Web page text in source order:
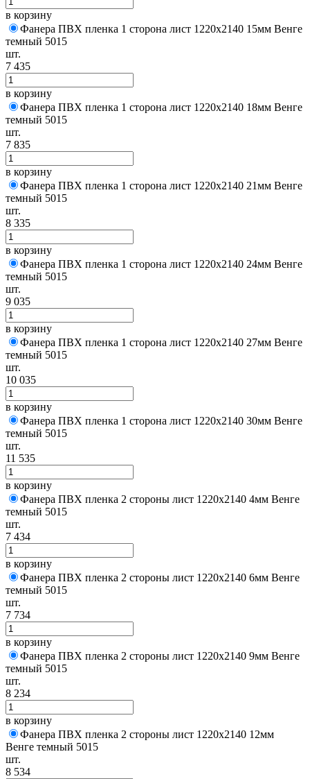
в корзину
Фанера ПВХ пленка 1 сторона лист 1220х2140 15мм Венге
темный 5015
шт.
7 435
в корзину
Фанера ПВХ пленка 1 сторона лист 1220х2140 18мм Венге
темный 5015
шт.
7 835
в корзину
Фанера ПВХ пленка 1 сторона лист 1220х2140 21мм Венге
темный 5015
шт.
8 335
в корзину
Фанера ПВХ пленка 1 сторона лист 1220х2140 24мм Венге
темный 5015
шт.
9 035
в корзину
Фанера ПВХ пленка 1 сторона лист 1220х2140 27мм Венге
темный 5015
шт.
10 035
в корзину
Фанера ПВХ пленка 1 сторона лист 1220х2140 30мм Венге
темный 5015
шт.
11 535
в корзину
Фанера ПВХ пленка 2 стороны лист 1220х2140 4мм Венге
темный 5015
шт.
7 434
в корзину
Фанера ПВХ пленка 2 стороны лист 1220х2140 6мм Венге
темный 5015
шт.
7 734
в корзину
Фанера ПВХ пленка 2 стороны лист 1220х2140 9мм Венге
темный 5015
шт.
8 234
в корзину
Фанера ПВХ пленка 2 стороны лист 1220х2140 12мм
Венге темный 5015
шт.
8 534